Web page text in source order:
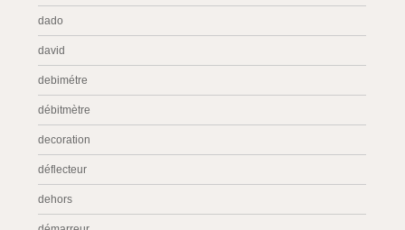
dado
david
debimétre
débitmètre
decoration
déflecteur
dehors